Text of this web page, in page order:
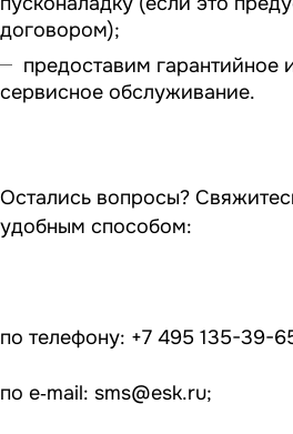
договором);
предоставим гарантийное
сервисное обслуживание.
Остались вопросы?
удобным способом:
по телефону: +7 495 135-39-
по e‑mail: sms@esk.ru;